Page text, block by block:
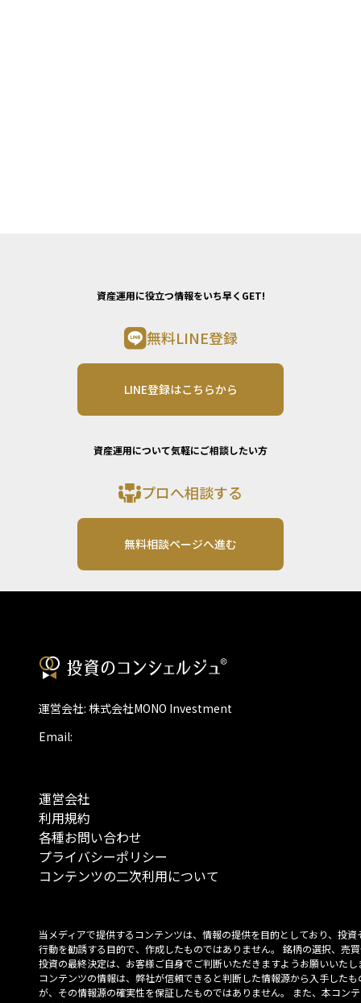
資産運用に役立つ情報をいち早くGET!
無料LINE登録
LINE登録はこちらから
資産運用について気軽にご相談したい方
プロへ相談する
無料相談ページへ進む
運営会社: 株式会社MONO Investment
Email:
運営会社
利用規約
各種お問い合わせ
プライバシーポリシー
コンテンツの二次利用について
当メディアで提供するコンテンツは、情報の提供を目的としており、投資
行動を勧誘する目的で、作成したものではありません。 銘柄の選択、売
投資の最終決定は、お客様ご自身でご判断いただきますようお願いいたし
コンテンツの情報は、弊社が信頼できると判断した情報源から入手したも
が、その情報源の確実性を保証したものではありません。 また、本コン